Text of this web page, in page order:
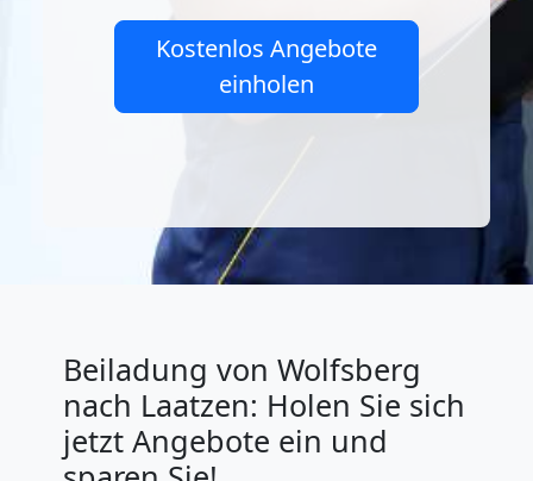
Kostenlos Angebote
einholen
Beiladung von Wolfsberg
nach Laatzen: Holen Sie sich
jetzt Angebote ein und